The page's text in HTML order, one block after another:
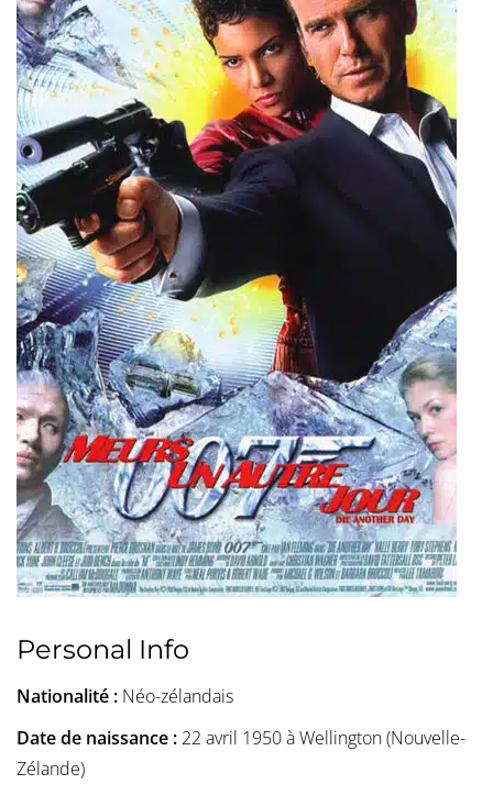
Personal Info
Nationalité : Néo-zélandais
Date de naissance : 22 avril 1950 à Wellington (Nouvelle-
Zélande)